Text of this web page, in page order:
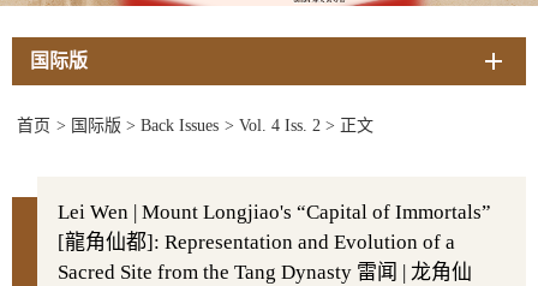
国际版
首页 > 国际版 > Back Issues > Vol. 4 Iss. 2 > 正文
Lei Wen | Mount Longjiao's “Capital of Immortals”
[龍角仙都]: Representation and Evolution of a
Sacred Site from the Tang Dynasty 雷闻 | 龙角仙